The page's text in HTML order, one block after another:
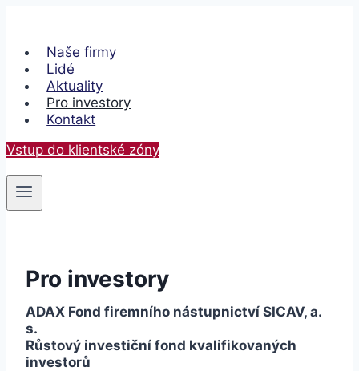
obsah Naše firmy
Lidé
Aktuality
Pro investory
Kontakt
Vstup do klientské zóny
Pro investory
ADAX Fond firemního nástupnictví SICAV, a.
s.
Růstový investiční fond kvalifikovaných
investorů